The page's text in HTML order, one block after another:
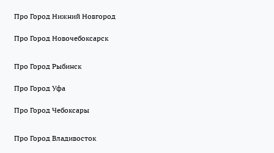
Про Город Нижний Новгород
Про Город Новочебоксарск
Про Город Рыбинск
Про Город Уфа
Про Город Чебоксары
Про Город Владивосток